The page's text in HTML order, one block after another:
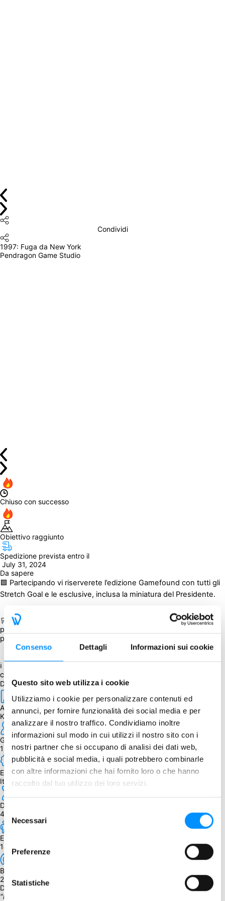
Consenso Dettagli Informazioni sui cookie
Questo sito web utilizza i cookie
Utilizziamo i cookie per personalizzare contenuti ed
annunci, per fornire funzionalità dei social media e per
analizzare il nostro traffico. Condividiamo inoltre
informazioni sul modo in cui utilizzi il nostro sito con i
nostri partner che si occupano di analisi dei dati web,
pubblicità e social media, i quali potrebbero combinarle
con altre informazioni che hai fornito loro o che hanno
raccolto dal tuo utilizzo dei loro servizi.
Selezione
del
consenso
Necessari
Preferenze
Statistiche
Condividi
1997: Fuga da New York
Pendragon Game Studio
Chiuso con successo
Obiettivo raggiunto
Spedizione prevista entro il
July 31, 2024
Da sapere
🟩 Partecipando vi riserverete l’edizione Gamefound con tutti gli
Stretch Goal e le esclusive, inclusa la miniatura del Presidente.
🛒 È possibile scegliere una della opzioni (corrispondenti ai
pledge della campagna) e aggiungere tutti gli addon durante il
processo d'acquisto.
ℹ La percentuale di sconto è stata applicata al prezzo delle
campagna più spese di spedizione previste dall’editore.
Dettagli
Autore
K. Wilson
Giocatori
1 - 4
Edizione
Italiano
Durata
40 - 90 min.
Età
14+
BGG Weight
2.70
Descrizione
"Entrate, trovate il Presidente, portatelo fuori in meno di 24 ore e